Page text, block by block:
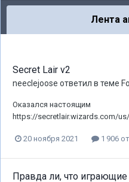
Лента
Secret Lair v2
neeclejoose ответил в теме
Оказался настоящим
https://secretlair.wizards.com/
20 ноября 2021 1 906
Правда ли, что